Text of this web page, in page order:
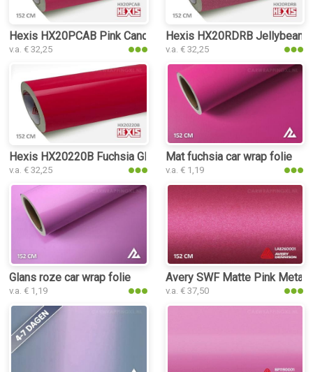
Hexis HX20PCAB Pink Candy Gloss car wrap folie
v.a. € 32,25
Hexis HX20RDRB Jellybean
v.a. € 32,25
Hexis HX20220B Fuchsia Gloss car wrap folie
v.a. € 32,25
Mat fuchsia car wrap folie
v.a. € 1,19
Glans roze car wrap folie
v.a. € 1,19
Avery SWF Matte Pink
v.a. € 37,50